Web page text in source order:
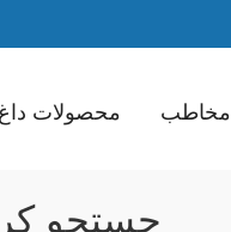
محصولات داغ مخاطب
جستجو